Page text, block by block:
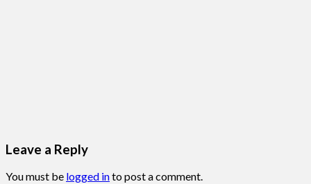
Leave a Reply
You must be logged into post a comment.